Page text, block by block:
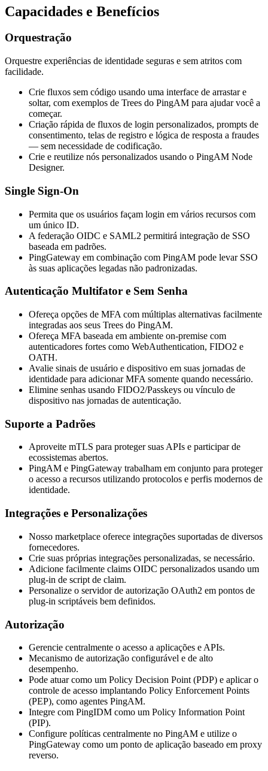
Capacidades e Benefícios
Orquestração
Orquestre experiências de identidade seguras e sem atritos com
facilidade.
Crie fluxos sem código usando uma interface de arrastar e
soltar, com exemplos de Trees do PingAM para ajudar você a
começar.
Criação rápida de fluxos de login personalizados, prompts de
consentimento, telas de registro e lógica de resposta a fraudes
— sem necessidade de codificação.
Crie e reutilize nós personalizados usando o PingAM Node
Designer.
Single Sign-On
Permita que os usuários façam login em vários recursos com
um único ID.
A federação OIDC e SAML2 permitirá integração de SSO
baseada em padrões.
PingGateway em combinação com PingAM pode levar SSO
às suas aplicações legadas não padronizadas.
Autenticação Multifator e Sem Senha
Ofereça opções de MFA com múltiplas alternativas facilmente
integradas aos seus Trees do PingAM.
Ofereça MFA baseada em ambiente on-premise com
autenticadores fortes como WebAuthentication, FIDO2 e
OATH.
Avalie sinais de usuário e dispositivo em suas jornadas de
identidade para adicionar MFA somente quando necessário.
Elimine senhas usando FIDO2/Passkeys ou vínculo de
dispositivo nas jornadas de autenticação.
Suporte a Padrões
Aproveite mTLS para proteger suas APIs e participar de
ecossistemas abertos.
PingAM e PingGateway trabalham em conjunto para proteger
o acesso a recursos utilizando protocolos e perfis modernos de
identidade.
Integrações e Personalizações
Nosso marketplace oferece integrações suportadas de diversos
fornecedores.
Crie suas próprias integrações personalizadas, se necessário.
Adicione facilmente claims OIDC personalizados usando um
plug-in de script de claim.
Personalize o servidor de autorização OAuth2 em pontos de
plug-in scriptáveis bem definidos.
Autorização
Gerencie centralmente o acesso a aplicações e APIs.
Mecanismo de autorização configurável e de alto
desempenho.
Pode atuar como um Policy Decision Point (PDP) e aplicar o
controle de acesso implantando Policy Enforcement Points
(PEP), como agentes PingAM.
Integre com PingIDM como um Policy Information Point
(PIP).
Configure políticas centralmente no PingAM e utilize o
PingGateway como um ponto de aplicação baseado em proxy
reverso.